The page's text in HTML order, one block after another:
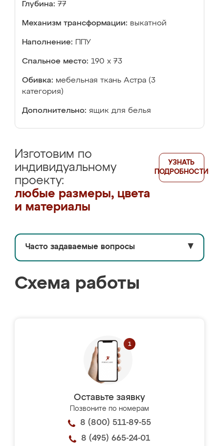
Глубина: 77
Механизм трансформации: выкатной
Наполнение: ППУ
Спальное место: 190 х 73
Обивка: мебельная ткань Астра (3
категория)
Дополнительно: ящик для белья
Изготовим по
индивидуальному
проекту:
любые размеры, цвета
и материалы
УЗНАТЬ
ПОДРОБНОСТИ
Часто задаваемые вопросы ▼
Схема работы
Оставьте заявку
Позвоните по номерам
8 (800) 511-89-55
8 (495) 665-24-01